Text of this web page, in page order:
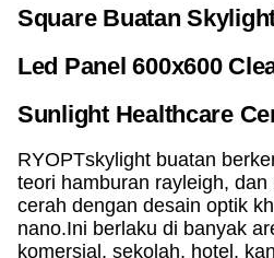
Square Buatan
Led Panel 600x600
Sunlight Healthcare
RYOPTskylight buatan
teori hamburan rayleigh,
cerah dengan desain optik
nano.Ini berlaku di banyak
komersial, sekolah, hotel,